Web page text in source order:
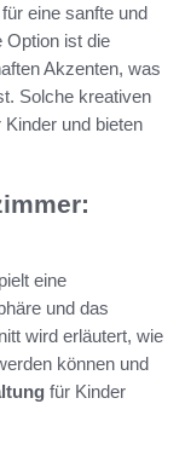
eine sanfte und
Option ist die
Akzenten, was
Solche kreativen
und bieten
eine
und das
wird erläutert, wie
können und
für Kinder